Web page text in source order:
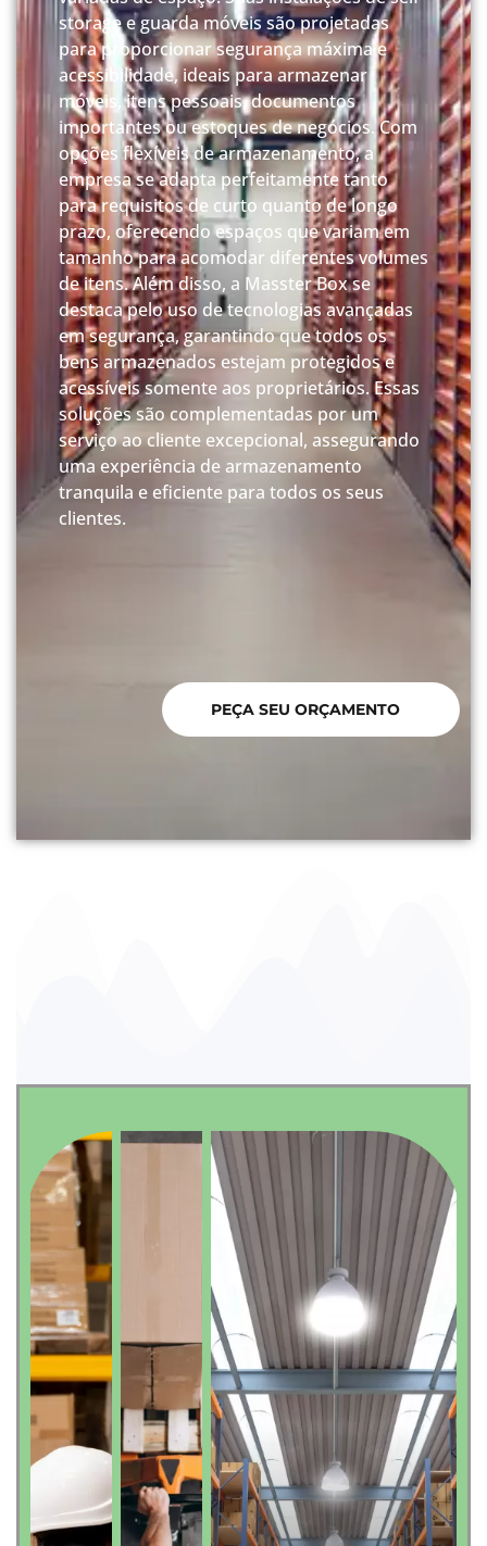
storage e guarda móveis são projetadas
para proporcionar segurança máxima e
acessibilidade, ideais para armazenar
móveis, itens pessoais, documentos
importantes ou estoques de negócios. Com
opções flexíveis de armazenamento, a
empresa se adapta perfeitamente tanto
para requisitos de curto quanto de longo
prazo, oferecendo espaços que variam em
tamanho para acomodar diferentes volumes
de itens. Além disso, a Masster Box se
destaca pelo uso de tecnologias avançadas
em segurança, garantindo que todos os
bens armazenados estejam protegidos e
acessíveis somente aos proprietários. Essas
soluções são complementadas por um
serviço ao cliente excepcional, assegurando
uma experiência de armazenamento
tranquila e eficiente para todos os seus
clientes.
PEÇA SEU ORÇAMENTO